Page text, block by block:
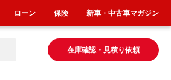
在庫確認・見積り依頼
ローン 保険 新車・中古車マガジン